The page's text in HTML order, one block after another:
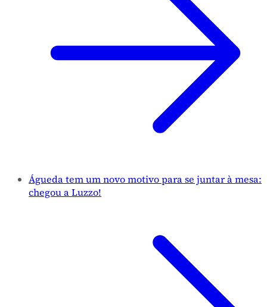
Águeda tem um novo motivo para se juntar à mesa:
chegou a Luzzo!